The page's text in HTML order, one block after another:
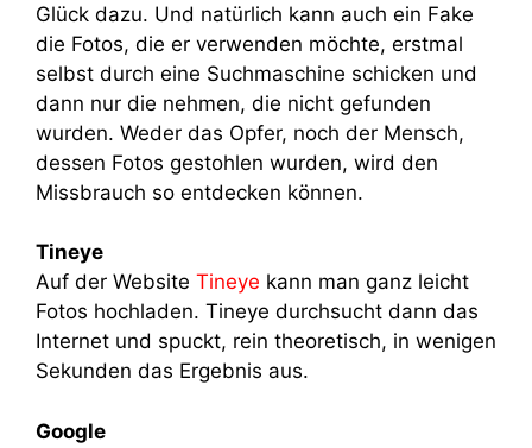
Glück dazu. Und natürlich kann auch ein Fake
die Fotos, die er verwenden möchte, erstmal
selbst durch eine Suchmaschine schicken und
dann nur die nehmen, die nicht gefunden
wurden. Weder das Opfer, noch der Mensch,
dessen Fotos gestohlen wurden, wird den
Missbrauch so entdecken können.
Tineye
Auf der Website Tineye kann man ganz leicht
Fotos hochladen. Tineye durchsucht dann das
Internet und spuckt, rein theoretisch, in wenigen
Sekunden das Ergebnis aus.
Google